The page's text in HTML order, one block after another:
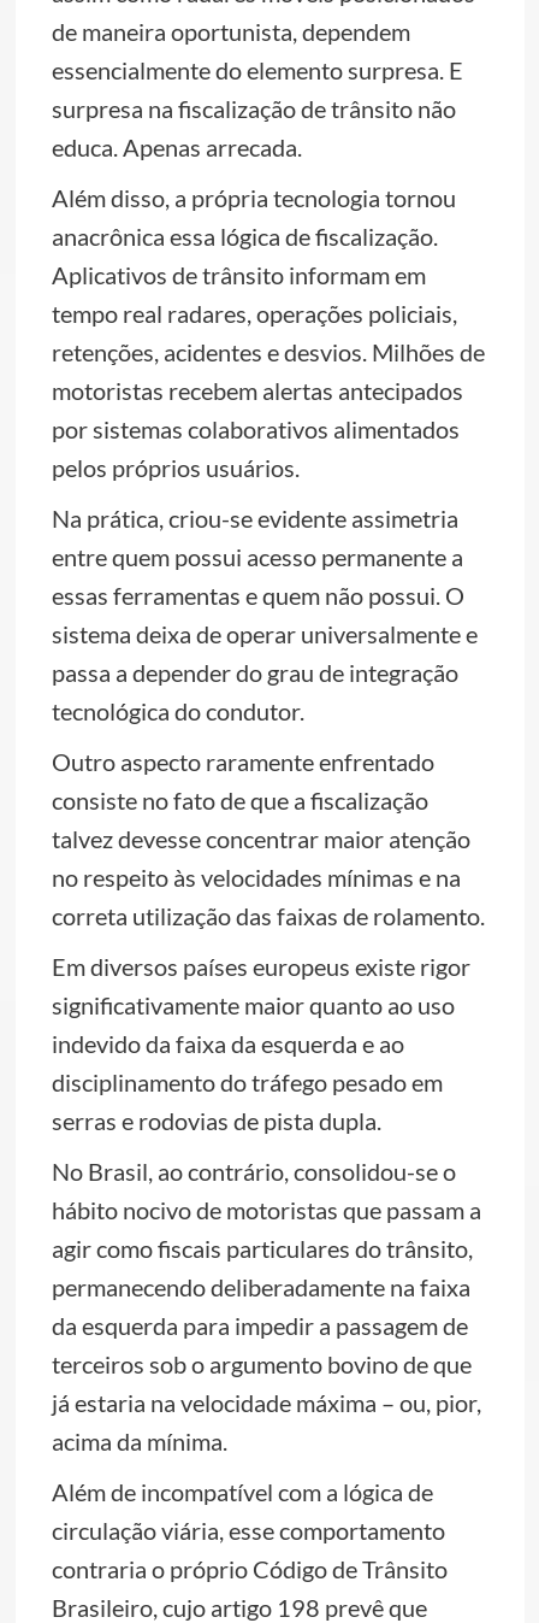
de maneira oportunista, dependem
essencialmente do elemento surpresa. E
surpresa na fiscalização de trânsito não
educa. Apenas arrecada.
Além disso, a própria tecnologia tornou
anacrônica essa lógica de fiscalização.
Aplicativos de trânsito informam em
tempo real radares, operações policiais,
retenções, acidentes e desvios. Milhões de
motoristas recebem alertas antecipados
por sistemas colaborativos alimentados
pelos próprios usuários.
Na prática, criou-se evidente assimetria
entre quem possui acesso permanente a
essas ferramentas e quem não possui. O
sistema deixa de operar universalmente e
passa a depender do grau de integração
tecnológica do condutor.
Outro aspecto raramente enfrentado
consiste no fato de que a fiscalização
talvez devesse concentrar maior atenção
no respeito às velocidades mínimas e na
correta utilização das faixas de rolamento.
Em diversos países europeus existe rigor
significativamente maior quanto ao uso
indevido da faixa da esquerda e ao
disciplinamento do tráfego pesado em
serras e rodovias de pista dupla.
No Brasil, ao contrário, consolidou-se o
hábito nocivo de motoristas que passam a
agir como fiscais particulares do trânsito,
permanecendo deliberadamente na faixa
da esquerda para impedir a passagem de
terceiros sob o argumento bovino de que
já estaria na velocidade máxima – ou, pior,
acima da mínima.
Além de incompatível com a lógica de
circulação viária, esse comportamento
contraria o próprio Código de Trânsito
Brasileiro, cujo artigo 198 prevê que